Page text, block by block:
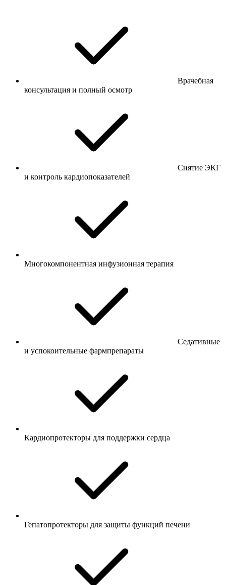
Врачебная
консультация и полный осмотр
Снятие ЭКГ
и контроль кардиопоказателей
Многокомпонентная инфузионная терапия
Седативные
и успокоительные фармпрепараты
Кардиопротекторы для поддержки сердца
Гепатопротекторы для защиты функций печени